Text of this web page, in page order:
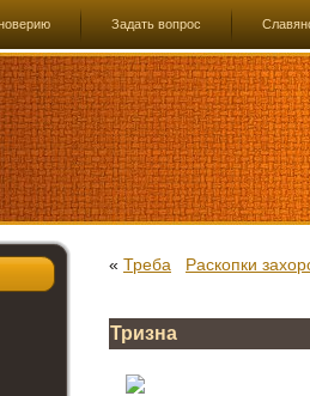
Задать вопрос
« Треба Раскопки
Тризна